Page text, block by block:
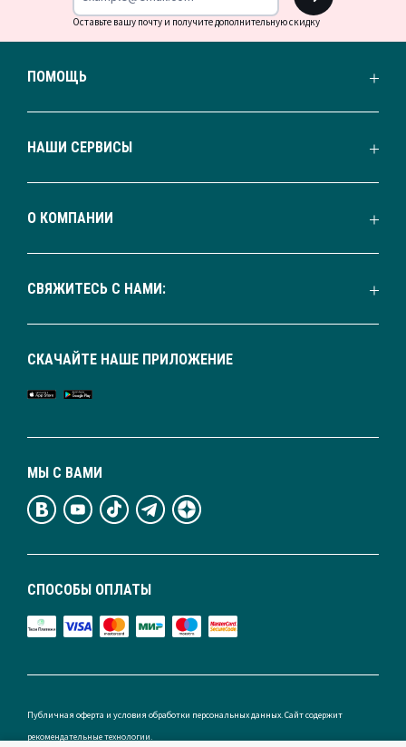
Оставьте вашу почту и получите дополнительную скидку
ПОМОЩЬ
НАШИ СЕРВИСЫ
О КОМПАНИИ
СВЯЖИТЕСЬ С НАМИ:
СПОСОБЫ ОПЛАТЫ
МЫ С ВАМИ
СКАЧАЙТЕ НАШЕ ПРИЛОЖЕНИЕ
Публичная оферта и условия обработки персональных данных. Сайт содержит
рекомендательные технологии.